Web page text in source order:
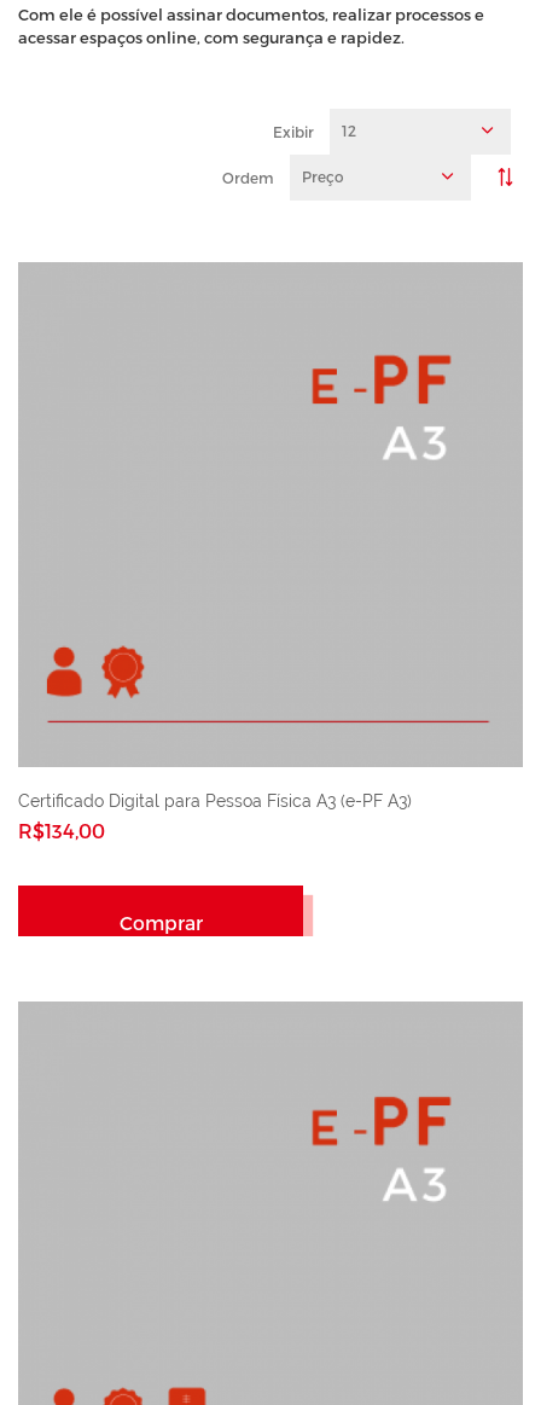
Com ele é possível assinar documentos, realizar processos e
acessar espaços online, com segurança e rapidez.
Exibir 12
Ordem Preço
Certificado Digital para Pessoa Física A3 (e-PF A3)
R$134,00
Comprar